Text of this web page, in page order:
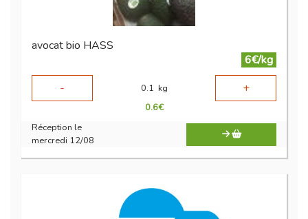
avocat bio HASS
6€/kg
-
0.1 kg +
0.6€
Réception le
mercredi 12/08